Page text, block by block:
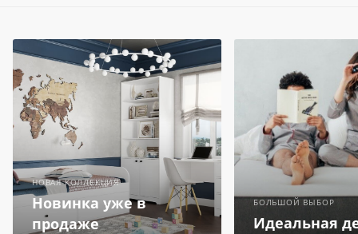
НОВАЯ КОЛЛЕКЦИЯ
Новинка уже в
продаже
БОЛЬШОЙ ВЫБОР
Идеальная